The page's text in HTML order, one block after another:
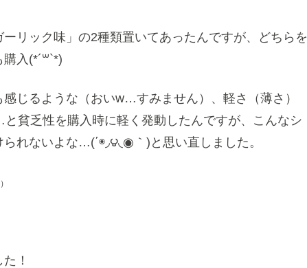
リック味」の2種類置いてあったんですが、どちらを
入(*´꒳`*)
じるような（おいw…すみません）、軽さ（薄さ）
貧乏性を購入時に軽く発動したんですが、こんなシ
れないよな…(΄◉◞౪◟◉｀)と思い直しました。
！